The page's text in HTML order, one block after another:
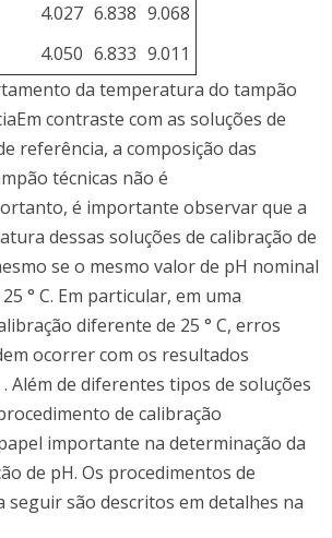
4.027 6.838 9.068
4.050 6.833 9.011
da temperatura do tampão
Em contraste com as soluções de
referência, a composição das
técnicas não é
é importante observar que a
dessas soluções de calibração de
se o mesmo valor de pH nominal
° C. Em particular, em uma
diferente de 25 ° C, erros
ocorrer com os resultados
. Além de diferentes tipos de soluções
de calibração
importante na determinação da
de pH. Os procedimentos de
seguir são descritos em detalhes na